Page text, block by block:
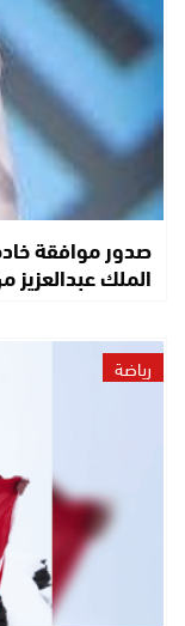
صدور موافقة
الملك عبدالعزيز من
رياضة